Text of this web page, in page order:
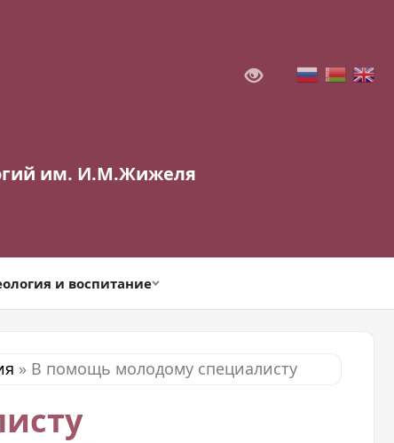
им. И.М.Жижеля
и воспитание
» В помощь молодому специалисту